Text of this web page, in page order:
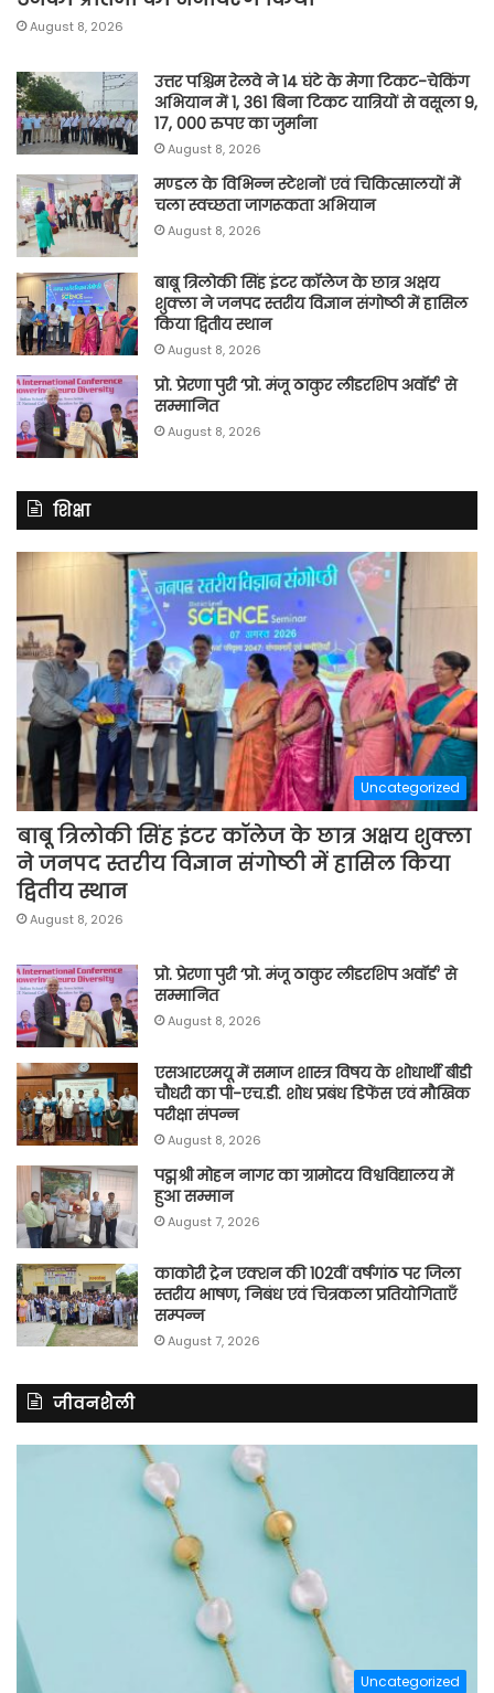
August 8, 2026
उत्तर पश्चिम रेलवे ने 14 घंटे के मेगा टिकट-चेकिंग
अभियान में 1, 361 बिना टिकट यात्रियों से वसूला 9,
17, 000 रुपए का जुर्माना
August 8, 2026
मण्डल के विभिन्न स्टेशनों एवं चिकित्सालयों में
चला स्वच्छता जागरूकता अभियान
August 8, 2026
बाबू त्रिलोकी सिंह इंटर कॉलेज के छात्र अक्षय
शुक्ला ने जनपद स्तरीय विज्ञान संगोष्ठी में हासिल
किया द्वितीय स्थान
August 8, 2026
प्रो. प्रेरणा पुरी ‘प्रो. मंजू ठाकुर लीडरशिप अवॉर्ड’ से
सम्मानित
August 8, 2026
शिक्षा
Uncategorized
बाबू त्रिलोकी सिंह इंटर कॉलेज के छात्र अक्षय शुक्ला
ने जनपद स्तरीय विज्ञान संगोष्ठी में हासिल किया
द्वितीय स्थान
August 8, 2026
प्रो. प्रेरणा पुरी ‘प्रो. मंजू ठाकुर लीडरशिप अवॉर्ड’ से
सम्मानित
August 8, 2026
एसआरएमयू में समाज शास्त्र विषय के शोधार्थी बीडी
चौधरी का पी-एच.डी. शोध प्रबंध डिफेंस एवं मौखिक
परीक्षा संपन्न
August 8, 2026
पद्मश्री मोहन नागर का ग्रामोदय विश्वविद्यालय में
हुआ सम्मान
August 7, 2026
काकोरी ट्रेन एक्शन की 102वीं वर्षगांठ पर जिला
स्तरीय भाषण, निबंध एवं चित्रकला प्रतियोगिताएँ
सम्पन्न
August 7, 2026
जीवनशैली
Uncategorized